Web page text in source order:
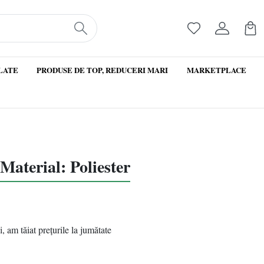
PRODUSE DE TOP, REDUCERI MARI MARKETPLACE
Poliester
am tăiat prețurile la jumătate